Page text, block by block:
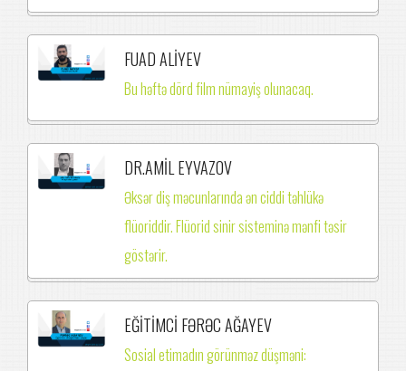
FUAD ALİYEV
Bu həftə dörd film nümayiş olunacaq.
DR.AMİL EYVAZOV
Əksər diş məcunlarında ən ciddi təhlükə
flüoriddir. Flüorid sinir sisteminə mənfi təsir
göstərir.
EĞİTİMCİ FƏRƏC AĞAYEV
Sosial etimadın görünməz düşməni: